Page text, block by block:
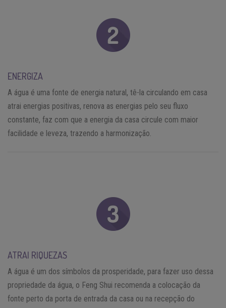
ENERGIZA
A água é uma fonte de energia natural, tê-la circulando em casa
atrai energias positivas, renova as energias pelo seu fluxo
constante, faz com que a energia da casa circule com maior
facilidade e leveza, trazendo a harmonização.
ATRAI RIQUEZAS
A água é um dos símbolos da prosperidade, para fazer uso dessa
propriedade da água, o Feng Shui recomenda a colocação da
fonte perto da porta de entrada da casa ou na recepção do